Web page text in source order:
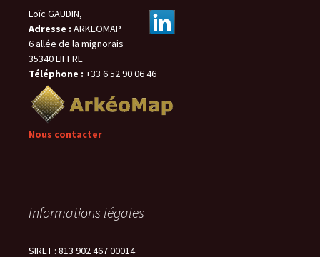
Loïc GAUDIN,
Adresse : ARKEOMAP
6 allée de la mignorais
35340 LIFFRE
Téléphone : +33 6 52 90 06 46
Nous contacter
Informations légales
SIRET : 813 902 467 00014